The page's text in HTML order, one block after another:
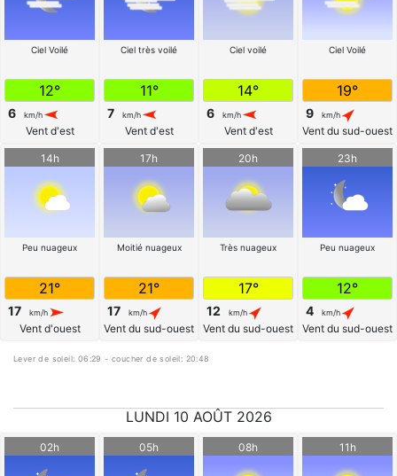
Ciel Voilé
12°
6 km/h
Vent d'est
Ciel très voilé
11°
7 km/h
Vent d'est
Ciel voilé
14°
6 km/h
Vent d'est
Ciel Voilé
19°
9 km/h
Vent du sud-ouest
14h
Peu nuageux
21°
17 km/h
Vent d'ouest
17h
Moitié nuageux
21°
17 km/h
Vent du sud-ouest
20h
Très nuageux
17°
12 km/h
Vent du sud-ouest
23h
Peu nuageux
12°
4 km/h
Vent du sud-ouest
Lever de soleil: 06:29 - coucher de soleil: 20:48
LUNDI 10 AOÛT 2026
02h 05h 08h 11h